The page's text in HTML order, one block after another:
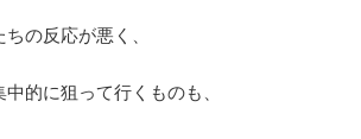
の反応が悪く、
的に狙って行くものも、